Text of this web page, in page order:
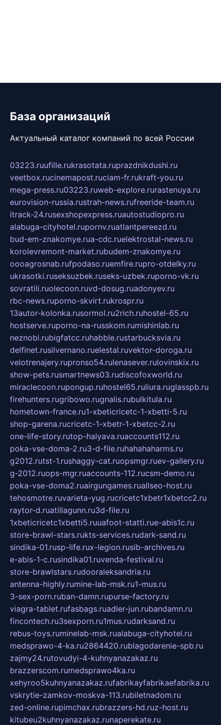
База организаций
Актуальный каталог компаний по всей России
03223.ruufille.rukrasotata.ruprazdnikdushi.ru
veetbox.rucinemapost.ruciam-fr.rukraft-you.ru
mega-press.ru03223.ruweb-explore.rurastenuya.ru
eurovision-russia.rustrah-news.rufreeride-team.ru
itrack-24.rusexshopexpress.ruautostudiopro.ru
alabuga-cityhotel.rupornv.ruatlantpereezd.ru
bud-em-znakomye.rua-cdc.ruelektrostal-news.ru
korolevremont-market.rubudem-znakomye.ru
oooagrosnab.rufpodaso.ruemfire.rupro-otdelky.ru
ukrasotki.ruseksuzbek.ruseks-uzbek.ruporno-vk.ru
sovratili.ruolecoon.ruvd-dosug.ruadonyev.ru
rbc-news.ruporno-skvirt.rukrospr.ru
13autor-kolonka.rusormol.ru2rich.ruhostel-65.ru
hostserve.ruporno-na-russkom.rumishinlab.ru
neznobi.rubigfatcc.ruhabble.rustarbucksvia.ru
delfinet.rusilvernano.ruelestal.ruvektor-doroga.ru
velotrenajery.rupronso54.rulenasever.rulovinskix.ru
show-pets.rusmartnews03.rudiscofoxworld.ru
miraclecoon.rupongup.ruhostel65.ruliura.ruglasspb.ru
firehunters.rugribowo.rugnalis.rubulkitula.ru
hometown-france.ru1-xbeticricetc-1-xbetti-5.ru
shop-garena.rucricetc-1-xbetr-1-xbetcc-2.ru
one-life-story.rutop-halyava.ruaccounts112.ru
poka-vse-doma-2.ru3-d-file.ruhahahaharms.ru
g2012.rutst-1.rushaggy-cat.ruopsmgr.ruev-gallery.ru
g-2012.ruops-mgr.ruaccounts-112.rucsm-demo.ru
poka-vse-doma2.ruairgungames.ruallseo-host.ru
tehosmotre.ruvarieta-yug.rucricetc1xbetr1xbetcc2.ru
raytor-d.ruatillagunn.ru3d-file.ru
1xbeticricetc1xbetti5.ruuafoot-statti.rue-abis1c.ru
store-brawl-stars.rukts-services.rudark-sand.ru
sindika-01.rusp-life.rux-legion.rusib-archives.ru
e-abis-1-c.rusindika01.ruvenda-festival.ru
store-brawlstars.rudooraleksandria.ru
antenna-highly.rumine-lab-msk.ru1-mus.ru
3-sex-porn.ruban-damn.rupurse-factory.ru
viagra-tablet.rufasbags.ruadler-jun.rubandamn.ru
fincontech.ru3sexporn.ru1mus.rudarksand.ru
rebus-toys.ruminelab-msk.rualabuga-cityhotel.ru
medsprawo-4-ka.ru2864420.rublagodarenie-spb.ru
zajmy24.rutovudyi-4-kuhnyanazakaz.ru
brazzerscom.rumedsprawo4ka.ru
xehyroo5kuhnyanazakaz.rufabrikayfabrikaefabrika.ru
vskrytie-zamkov-moskva-113.rubiletnadom.ru
zed-online.rupimchax.rubrazzers-hd.ruz-host.ru
kitubeu2kuhnyanazakaz.runaperekate.ru